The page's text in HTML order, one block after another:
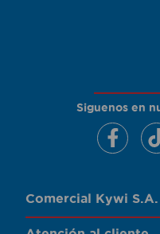
Siguenos en
Comercial Kywi S.A.